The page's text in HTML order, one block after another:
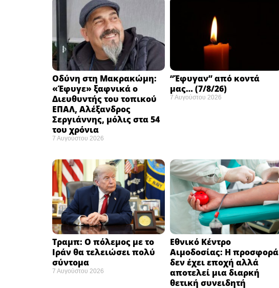
Οδύνη στη Μακρακώμη:
«Έφυγε» ξαφνικά ο
Διευθυντής του τοπικού
ΕΠΑΛ, Αλέξανδρος
Σεργιάννης, μόλις στα 54
του χρόνια
7 Αυγούστου 2026
“Έφυγαν” από κοντά
μας… (7/8/26)
7 Αυγούστου 2026
Τραμπ: Ο πόλεμος με το
Ιράν θα τελειώσει πολύ
σύντομα ​
7 Αυγούστου 2026
Εθνικό Κέντρο
Αιμοδοσίας: H προσφορά
δεν έχει εποχή αλλά
αποτελεί μια διαρκή
θετική συνειδητή